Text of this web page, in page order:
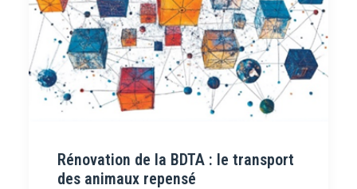
Rénovation de la BDTA : le transport
des animaux repensé